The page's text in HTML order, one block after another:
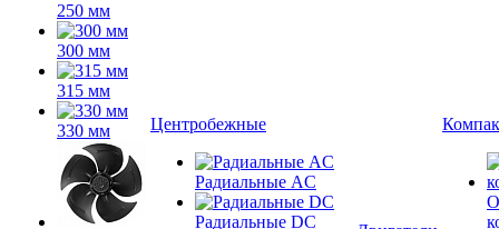
250 мм
300 мм
315 мм
330 мм Центробежные
Радиальные AC
Радиальные DC